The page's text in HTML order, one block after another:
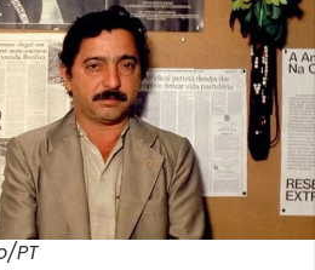
PT